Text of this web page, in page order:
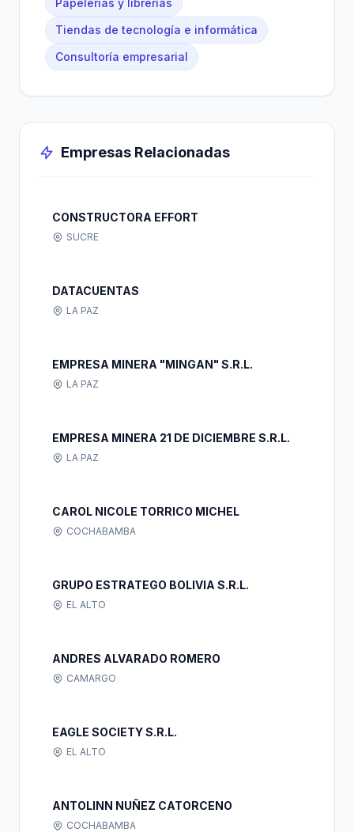
Papelerías y librerías
Tiendas de tecnología e informática
Consultoría empresarial
Empresas Relacionadas
CONSTRUCTORA EFFORT
SUCRE
DATACUENTAS
LA PAZ
EMPRESA MINERA "MINGAN" S.R.L.
LA PAZ
EMPRESA MINERA 21 DE DICIEMBRE S.R.L.
LA PAZ
CAROL NICOLE TORRICO MICHEL
COCHABAMBA
GRUPO ESTRATEGO BOLIVIA S.R.L.
EL ALTO
ANDRES ALVARADO ROMERO
CAMARGO
EAGLE SOCIETY S.R.L.
EL ALTO
ANTOLINN NUÑEZ CATORCENO
COCHABAMBA